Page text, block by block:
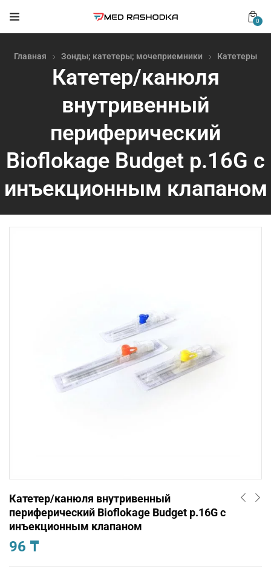
0
Главная Зонды; катетеры; мочеприемники Катетеры
Катетер/канюля
внутривенный
периферический
Bioflokage Budget р.16G c
инъекционным клапаном
Катетер/канюля внутривенный
периферический Bioflokage Budget р.16G c
инъекционным клапаном
96 ₸